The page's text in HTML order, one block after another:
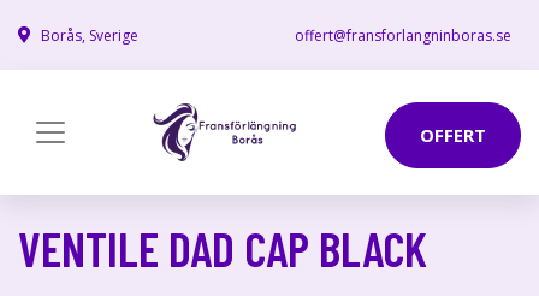
Borås, Sverige offert@fransforlangninboras.se
OFFERT
VENTILE DAD CAP BLACK